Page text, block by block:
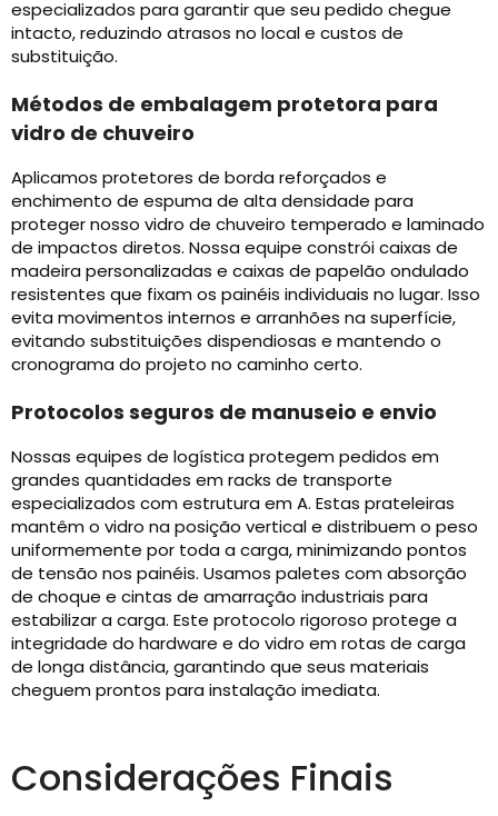
especializados para garantir que seu pedido chegue
intacto, reduzindo atrasos no local e custos de
substituição.
Métodos de embalagem protetora para
vidro de chuveiro
Aplicamos protetores de borda reforçados e
enchimento de espuma de alta densidade para
proteger nosso vidro de chuveiro temperado e laminado
de impactos diretos. Nossa equipe constrói caixas de
madeira personalizadas e caixas de papelão ondulado
resistentes que fixam os painéis individuais no lugar. Isso
evita movimentos internos e arranhões na superfície,
evitando substituições dispendiosas e mantendo o
cronograma do projeto no caminho certo.
Protocolos seguros de manuseio e envio
Nossas equipes de logística protegem pedidos em
grandes quantidades em racks de transporte
especializados com estrutura em A. Estas prateleiras
mantêm o vidro na posição vertical e distribuem o peso
uniformemente por toda a carga, minimizando pontos
de tensão nos painéis. Usamos paletes com absorção
de choque e cintas de amarração industriais para
estabilizar a carga. Este protocolo rigoroso protege a
integridade do hardware e do vidro em rotas de carga
de longa distância, garantindo que seus materiais
cheguem prontos para instalação imediata.
Considerações Finais